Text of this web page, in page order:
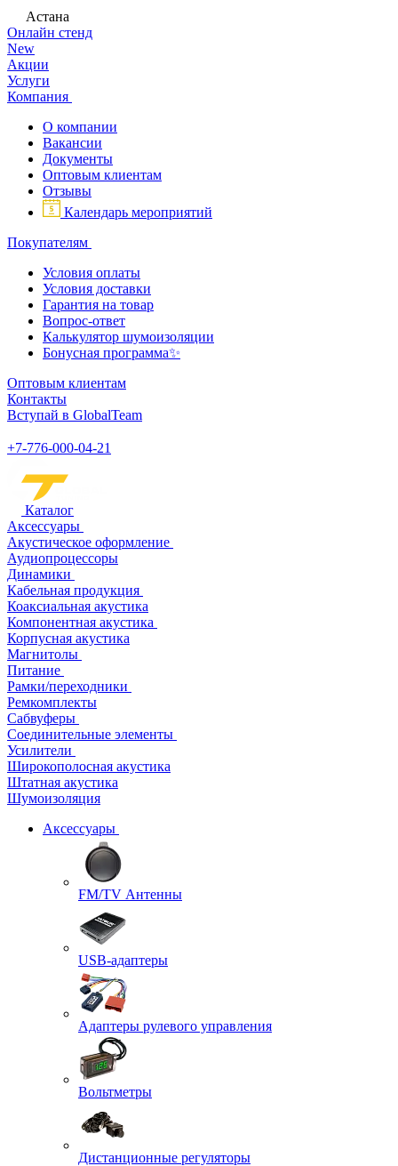
Астана
Онлайн стенд
New
Акции
Услуги
Компания
О компании
Вакансии
Документы
Оптовым клиентам
Отзывы
Календарь мероприятий
Покупателям
Условия оплаты
Условия доставки
Гарантия на товар
Вопрос-ответ
Калькулятор шумоизоляции
Бонусная программа✨
Оптовым клиентам
Контакты
Вступай в GlobalTeam
+7-776-000-04-21
Каталог
Аксессуары
Акустическое оформление
Аудиопроцессоры
Динамики
Кабельная продукция
Коаксиальная акустика
Компонентная акустика
Корпусная акустика
Магнитолы
Питание
Рамки/переходники
Ремкомплекты
Сабвуферы
Соединительные элементы
Усилители
Широкополосная акустика
Штатная акустика
Шумоизоляция
Аксессуары
FM/TV Антенны
USB-адаптеры
Адаптеры рулевого управления
Вольтметры
Дистанционные регуляторы